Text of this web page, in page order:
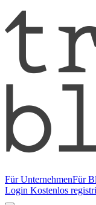
Für UnternehmenFür
Login Kostenlos